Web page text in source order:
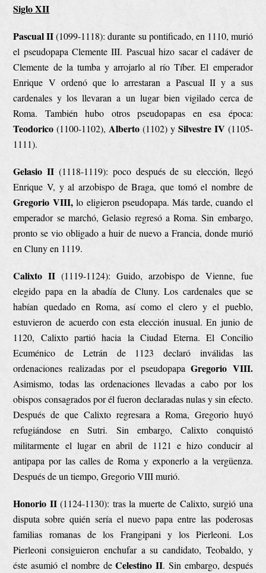
Siglo XII
Pascual II(1099-1118): durante su pontificado, en 1110, murió
el pseudopapa Clemente III. Pascual hizo sacar el cadáver de
Clemente de la tumba y arrojarlo al río Tíber. El emperador
Enrique V ordenó que lo arrestaran a Pascual II y a sus
cardenales y los llevaran a un lugar bien vigilado cerca de
Roma. También hubo otros pseudopapas en esa época:
Teodorico (1100-1102), Alberto (1102) y Silvestre IV(1105-
1111).
Gelasio II (1118-1119): poco después de su elección, llegó
Enrique V, y al arzobispo de Braga, que tomó el nombre de
Gregorio VIII,lo eligieron pseudopapa. Más tarde, cuando el
emperador se marchó, Gelasio regresó a Roma. Sin embargo,
pronto se vio obligado a huir de nuevo a Francia, donde murió
en Cluny en 1119.
Calixto II (1119-1124): Guido, arzobispo de Vienne, fue
elegido papa en la abadía de Cluny. Los cardenales que se
habían quedado en Roma, así como el clero y el pueblo,
estuvieron de acuerdo con esta elección inusual. En junio de
1120, Calixto partió hacia la Ciudad Eterna. El Concilio
Ecuménico de Letrán de 1123 declaró inválidas las
ordenaciones realizadas por el pseudopapaGregorio VIII.
Asimismo, todas las ordenaciones llevadas a cabo por los
obispos consagrados por él fueron declaradas nulas y sin efecto.
Después de que Calixto regresara a Roma, Gregorio huyó
refugiándose en Sutri. Sin embargo, Calixto conquistó
militarmente el lugar en abril de 1121 e hizo conducir al
antipapa por las calles de Roma y exponerlo a la vergüenza.
Después de un tiempo, Gregorio VIII murió.
Honorio II(1124-1130): tras la muerte de Calixto, surgió una
disputa sobre quién sería el nuevo papa entre las poderosas
familias romanas de los Frangipani y los Pierleoni. Los
Pierleoni consiguieron enchufar a su candidato, Teobaldo, y
éste asumió el nombre deCelestino II. Sin embargo, después